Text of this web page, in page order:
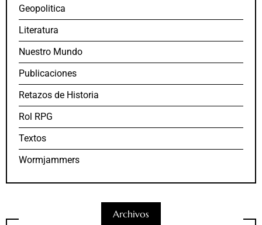
Geopolitica
Literatura
Nuestro Mundo
Publicaciones
Retazos de Historia
Rol RPG
Textos
Wormjammers
Archivos